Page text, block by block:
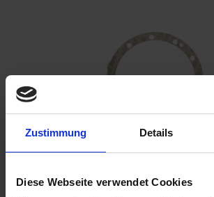
Zustimmung Details
Diese Webseite verwendet Cookies
€7.95